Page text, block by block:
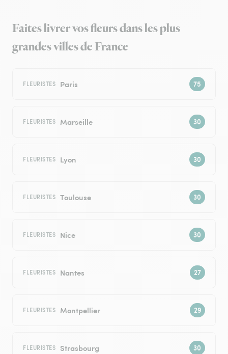
Faites livrer vos fleurs dans les plus
grandes villes de France
FLEURISTES Paris
FLEURISTES Marseille
FLEURISTES Lyon
FLEURISTES Toulouse
FLEURISTES Nice
FLEURISTES Nantes
FLEURISTES Montpellier
FLEURISTES Strasbourg